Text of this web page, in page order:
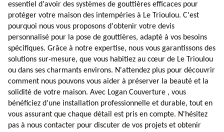
essentiel d'avoir des systèmes de gouttières efficaces pour
protéger votre maison des intempéries à Le Trioulou. C'est
pourquoi nous vous proposons d'obtenir votre devis
personnalisé pour la pose de gouttières, adapté à vos besoins
spécifiques. Grâce à notre expertise, nous vous garantissons des
solutions sur-mesure, que vous habitiez au cœur de Le Trioulou
ou dans ses charmants environs. N'attendez plus pour découvrir
comment nous pouvons vous aider à préserver la beauté et la
solidité de votre maison. Avec Logan Couverture , vous
bénéficiez d'une installation professionnelle et durable, tout en
vous assurant que chaque détail est pris en compte. N'hésitez
pas à nous contacter pour discuter de vos projets et obtenir